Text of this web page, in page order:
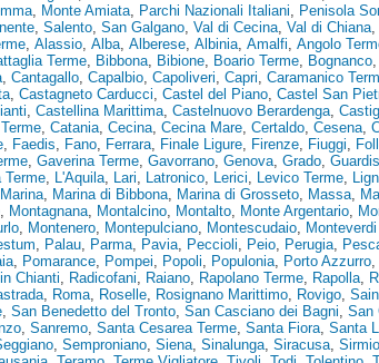
, Monte Amiata, Parchi Nazionali Italiani, Penisola
, Salento, San Galgano, Val di Cecina, Val di Chiana,
, Alassio, Alba, Alberese, Albinia, Amalfi, Angolo
Terme, Bibbona, Bibione, Boario Terme, Bognanco,
, Cantagallo, Capalbio, Capoliveri, Capri, Caramanico
, Castagneto Carducci, Castel del Piano, Castel San
, Castellina Marittima, Castelnuovo Berardenga,
, Catania, Cecina, Cecina Mare, Certaldo, Cesena,
, Faedis, Fano, Ferrara, Finale Ligure, Firenze, Fiuggi,
, Gaverina Terme, Gavorrano, Genova, Grado,
Terme, L'Aquila, Lari, Latronico, Lerici, Levico Terme,
, Marina di Bibbona, Marina di Grosseto, Massa,
, Montagnana, Montalcino, Montalto, Monte Argentario,
, Montenero, Montepulciano, Montescudaio,
, Palau, Parma, Pavia, Peccioli, Peio, Perugia,
, Pomarance, Pompei, Popoli, Populonia, Porto Azzurro,
Chianti, Radicofani, Raiano, Rapolano Terme, Rapolla,
, Roma, Roselle, Rosignano Marittimo, Rovigo,
, San Benedetto del Tronto, San Casciano dei Bagni, San
, Sanremo, Santa Cesarea Terme, Santa Fiora, Santa
, Semproniano, Siena, Sinalunga, Siracusa,